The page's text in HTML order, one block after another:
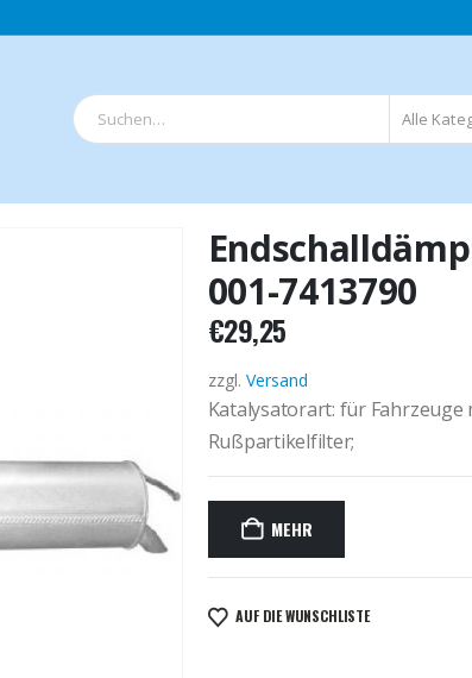
Alle
001-7413790
€29,25
zzgl. Versand
Katalysatorart: für
Rußpartikelfilter;
MEHR
AUF DIE WUNSCHLISTE